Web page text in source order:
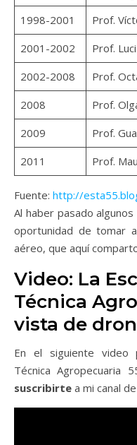
1998-2001
Prof.
2001-2002
Prof.
2002-2008
Prof.
2008
Prof.
2009
Prof.
2011
Prof.
Fuente: http://
Al haber pasado
oportunidad de tomar
aéreo, que aquí
Video: La
Técnica
vista de
En el siguiente video
Técnica Agropecuaria
suscribirte a mi canal de